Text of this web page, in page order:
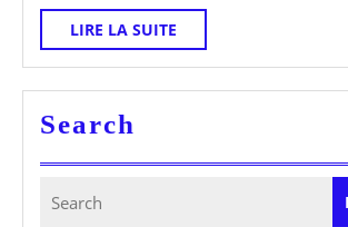
LIRE LA SUITE
LA
SUITE
Search
for: